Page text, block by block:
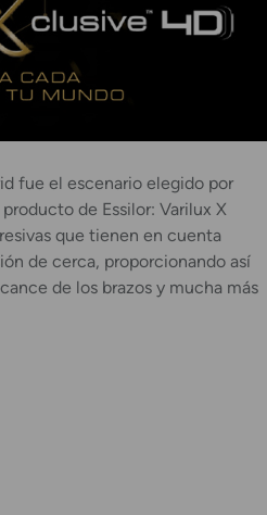
fue el escenario elegido por
de Essilor: Varilux X
que tienen en cuenta
de cerca, proporcionando así
de los brazos y mucha más